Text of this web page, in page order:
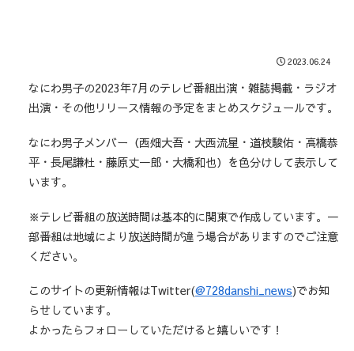
2023.06.24
なにわ男子の2023年7月のテレビ番組出演・雑誌掲載・ラジオ
出演・その他リリース情報の予定をまとめスケジュールです。
なにわ男子メンバー（西畑大吾・大西流星・道枝駿佑・高橋恭
平・長尾謙杜・藤原丈一郎・大橋和也）を色分けして表示して
います。
※テレビ番組の放送時間は基本的に関東で作成しています。一
部番組は地域により放送時間が違う場合がありますのでご注意
ください。
このサイトの更新情報はTwitter(@728danshi_news)でお知
らせしています。
よかったらフォローしていただけると嬉しいです！